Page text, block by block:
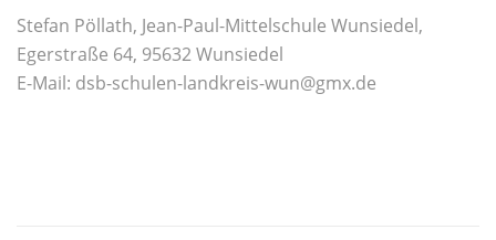
Stefan Pöllath, Jean-Paul-Mittelschule Wunsiedel,
Egerstraße 64, 95632 Wunsiedel
E-Mail: dsb-schulen-landkreis-wun@gmx.de